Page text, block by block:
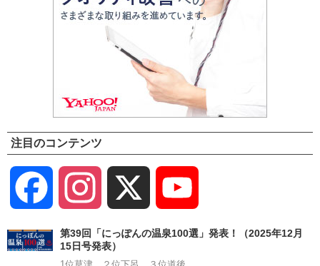
注目のコンテンツ
Facebook Instagram
Channel
第39回「にっぽんの温泉100選」発表！（2025年12月
15日号発表）